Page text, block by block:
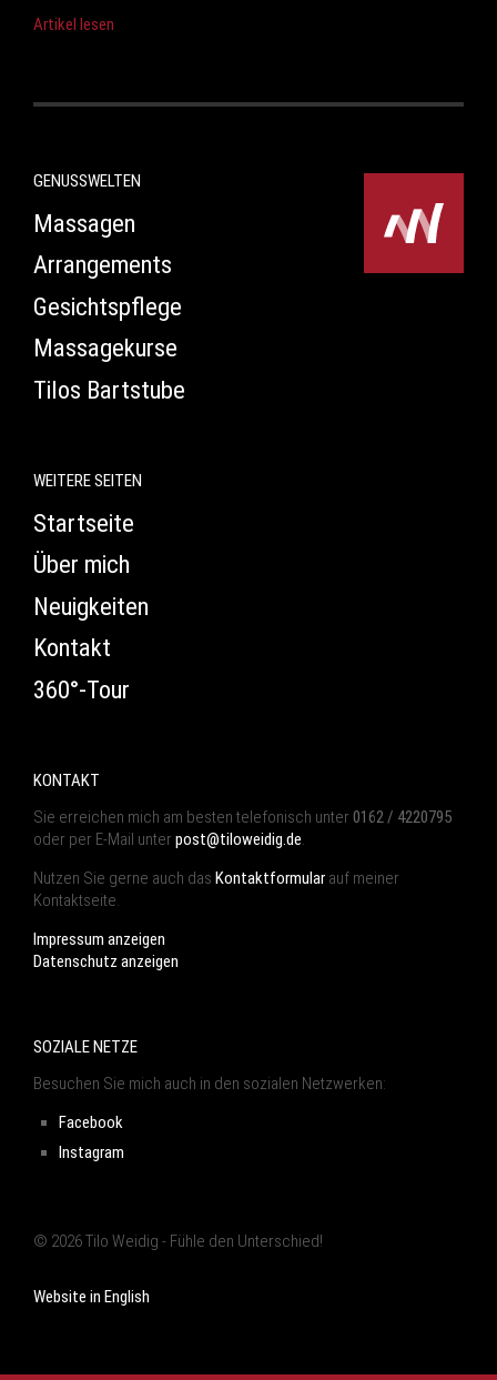
Artikel lesen
GENUSSWELTEN
Massagen
Arrangements
Gesichtspflege
Massagekurse
Tilos Bartstube
WEITERE SEITEN
Startseite
Über mich
Neuigkeiten
Kontakt
360°-Tour
KONTAKT
Sie erreichen mich am besten telefonisch unter 0162 / 4220795
oder per E-Mail unter post@tiloweidig.de.
Nutzen Sie gerne auch das Kontaktformular auf meiner
Kontaktseite.
Impressum anzeigen
Datenschutz anzeigen
SOZIALE NETZE
Besuchen Sie mich auch in den sozialen Netzwerken:
Facebook
Instagram
© 2026 Tilo Weidig - Fühle den Unterschied!
Website in English